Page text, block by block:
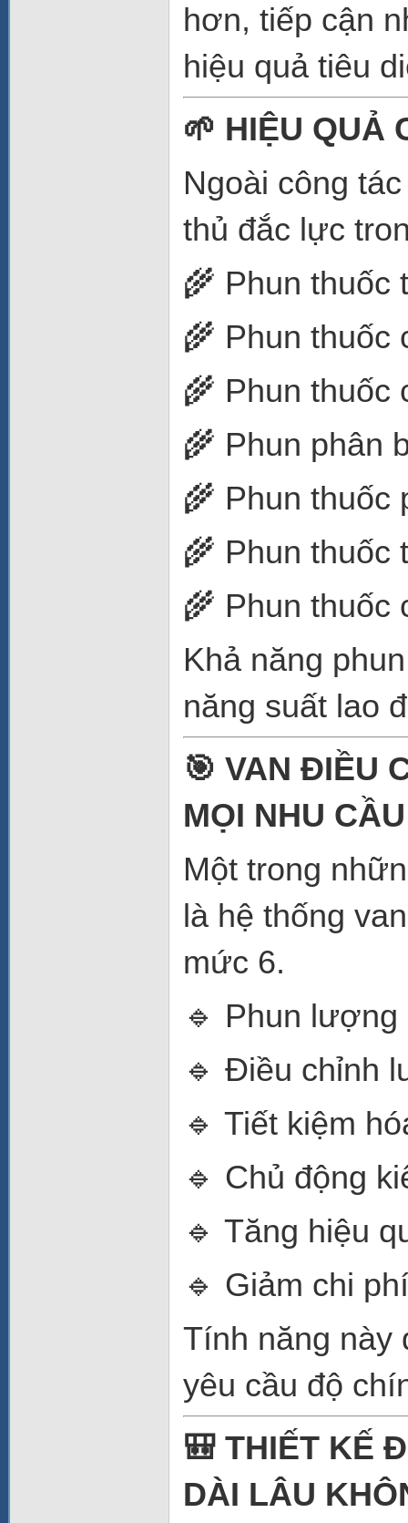
hơn, tiếp cận
hiệu quả tiêu
🌱 HIỆU QUẢ
Ngoài công
thủ đắc lực
🌾 Phun thuốc
🌾 Phun thuốc
🌾 Phun thuốc
🌾 Phun phân
🌾 Phun thuốc
🌾 Phun thuốc
🌾 Phun thuốc
Khả năng
năng suất lao
🎯 VAN ĐIỀU
MỌI NHU CẦU
Một trong
là hệ thống
mức 6.
🔹 Phun
🔹 Điều chỉnh
🔹 Tiết kiệm
🔹 Chủ động
🔹 Tăng hiệu
🔹 Giảm chi
Tính năng này
yêu cầu độ
🎒 THIẾT KẾ
DÀI LÂU